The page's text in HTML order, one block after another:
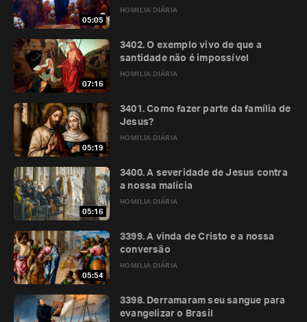
05:05
HOMILIA DIÁRIA
07:16
HOMILIA DIÁRIA
3402. O exemplo vivo de que a
santidade não é impossível
05:19
HOMILIA DIÁRIA
3401. Como fazer parte da família de
Jesus?
05:16
HOMILIA DIÁRIA
3400. A severidade de Jesus contra
a nossa malícia
05:54
HOMILIA DIÁRIA
3399. A vinda de Cristo e a nossa
conversão
3398. Derramaram seu sangue para
evangelizar o Brasil